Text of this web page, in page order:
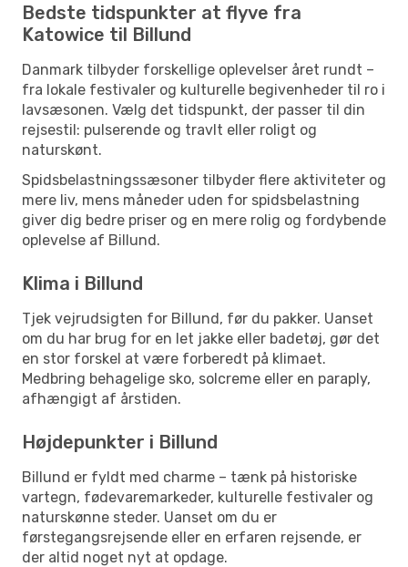
Bedste tidspunkter at flyve fra
Katowice til Billund
Danmark tilbyder forskellige oplevelser året rundt –
fra lokale festivaler og kulturelle begivenheder til ro i
lavsæsonen. Vælg det tidspunkt, der passer til din
rejsestil: pulserende og travlt eller roligt og
naturskønt.
Spidsbelastningssæsoner tilbyder flere aktiviteter og
mere liv, mens måneder uden for spidsbelastning
giver dig bedre priser og en mere rolig og fordybende
oplevelse af Billund.
Klima i Billund
Tjek vejrudsigten for Billund, før du pakker. Uanset
om du har brug for en let jakke eller badetøj, gør det
en stor forskel at være forberedt på klimaet.
Medbring behagelige sko, solcreme eller en paraply,
afhængigt af årstiden.
Højdepunkter i Billund
Billund er fyldt med charme – tænk på historiske
vartegn, fødevaremarkeder, kulturelle festivaler og
naturskønne steder. Uanset om du er
førstegangsrejsende eller en erfaren rejsende, er
der altid noget nyt at opdage.